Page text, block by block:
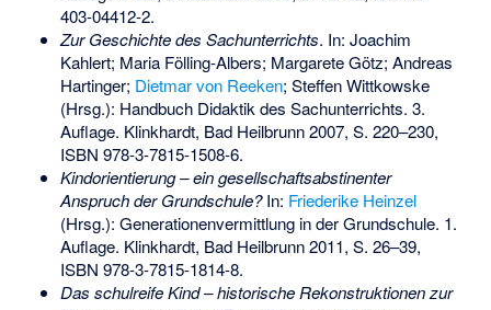
403-04412-2.
Zur Geschichte des Sachunterrichts. In: Joachim
Kahlert; Maria Fölling-Albers; Margarete Götz; Andreas
Hartinger; Dietmar von Reeken; Steffen Wittkowske
(Hrsg.): Handbuch Didaktik des Sachunterrichts. 3.
Auflage. Klinkhardt, Bad Heilbrunn 2007, S. 220–230,
ISBN 978-3-7815-1508-6.
Kindorientierung – ein gesellschaftsabstinenter
Anspruch der Grundschule?In: Friederike Heinzel
(Hrsg.): Generationenvermittlung in der Grundschule. 1.
Auflage. Klinkhardt, Bad Heilbrunn 2011, S. 26–39,
ISBN 978-3-7815-1814-8.
Das schulreife Kind – historische Rekonstruktionen zur